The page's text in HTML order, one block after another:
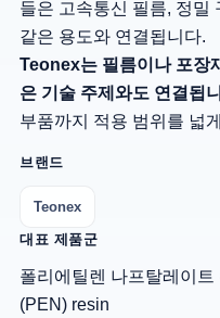
들은 고속통신 필름, 정밀
같은 용도와 연결됩니다.
Teonex는 필름이나 포장
은 기술 주제와도 연결됩
부품까지 적용 범위를 넓
브랜드
Teonex
대표 제품군
폴리에틸렌 나프탈레이
(PEN) resin